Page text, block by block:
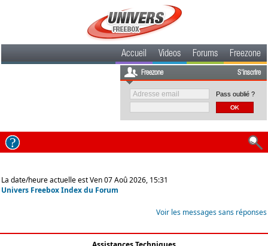
Accueil Videos Forums Freezone
Freezone S'inscrire
Pass oublié ?
La date/heure actuelle est Ven 07 Aoû 2026, 15:31
Univers Freebox Index du Forum
Voir les messages sans réponses